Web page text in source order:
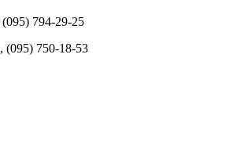
(095) 794-29-25
, (095) 750-18-53